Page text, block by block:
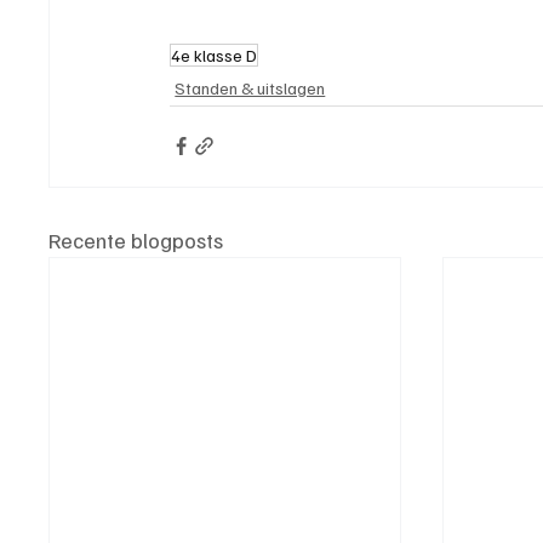
4e klasse D
Standen & uitslagen
Recente blogposts